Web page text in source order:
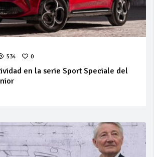
534 0
en la serie Sport Speciale del